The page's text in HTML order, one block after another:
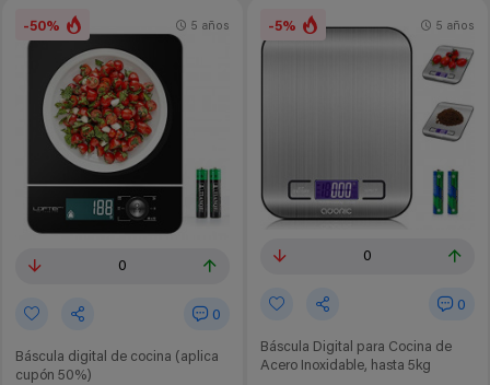
-50%
0
0
Báscula digital de cocina (aplica
cupón 50%)
5 años -5%
0
0
Báscula Digital para Cocina de
Acero Inoxidable, hasta 5kg
5 años